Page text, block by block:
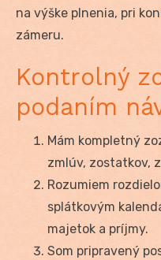
na výške plnenia, pri
zámeru.
Kontrolný
podaním
Mám kompletný
zmlúv, zostatkov,
Rozumiem
splátkovým
majetok a príjmy.
Som pripravený